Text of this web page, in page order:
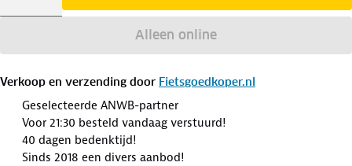
Alleen online
Verkoop en verzending door Fietsgoedkoper.nl
Geselecteerde ANWB-partner
Voor 21:30 besteld vandaag verstuurd!
40 dagen bedenktijd!
Sinds 2018 een divers aanbod!